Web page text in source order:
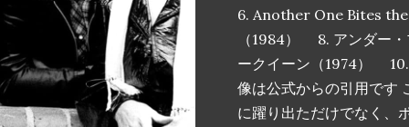
6. Another One Bites
（1984） 8. アンダー
ークイーン（1974）
像は公式からの引用です
に躍り出ただけでなく、